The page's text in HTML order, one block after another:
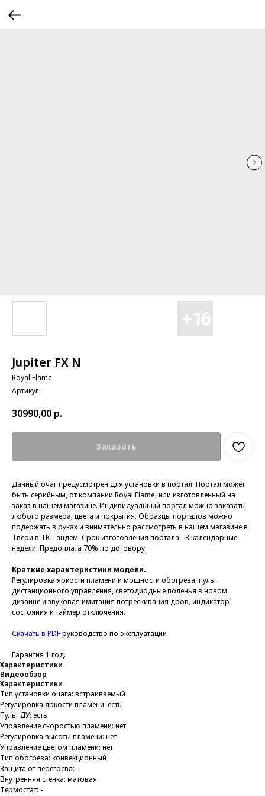
Jupiter FX N
Royal Flame
Артикул:
30990,00 р.
Заказать
Данный очаг предусмотрен для установки в портал. Портал может
быть серийным, от компании Royal Flame, или изготовленный на
заказ в нашем магазине. Индивидуальный портал можно заказать
любого размера, цвета и покрытия. Образцы порталов можно
подержать в руках и внимательно рассмотреть в нашем магазине в
Твери в ТК Тандем. Срок изготовления портала - 3 календарные
недели. Предоплата 70% по договору.
Краткие характеристики модели.
Регулировка яркости пламени и мощности обогрева, пульт
дистанционного управления, светодиодные поленья в новом
дизайне и звуковая имитация потрескивания дров, индикатор
состояния и таймер отключения.
Скачать в PDFруководство по эксплуатации
Гарантия 1 год.
Характеристики
Видеообзор
Характеристики
Тип установки очага: встраиваемый
Регулировка яркости пламени: есть
Пульт ДУ: есть
Управление скоростью пламени: нет
Регулировка высоты пламени: нет
Управление цветом пламени: нет
Тип обогрева: конвекционный
Защита от перегрева: -
Внутренняя стенка: матовая
Термостат: -